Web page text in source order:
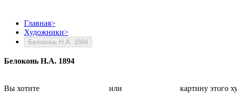
Главная>
Художники>
Белоконь Н.А. 1894
Белоконь Н.А. 1894
Вы хотите или картину этого